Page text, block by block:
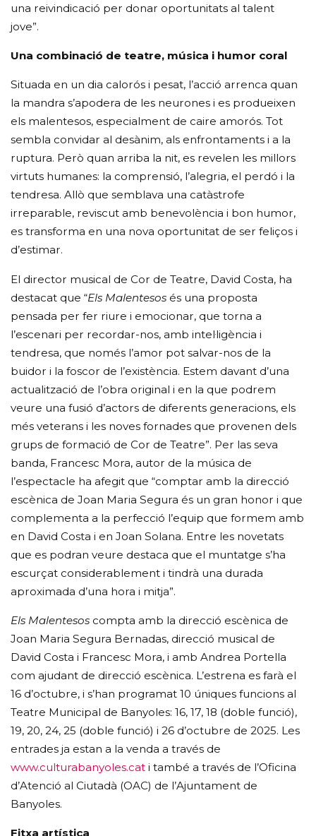
una reivindicació per donar oportunitats al talent
jove”.
Una combinació de teatre, música i humor coral
Situada en un dia calorós i pesat, l’acció arrenca quan
la mandra s’apodera de les neurones i es produeixen
els malentesos, especialment de caire amorós. Tot
sembla convidar al desànim, als enfrontaments i a la
ruptura. Però quan arriba la nit, es revelen les millors
virtuts humanes: la comprensió, l’alegria, el perdó i la
tendresa. Allò que semblava una catàstrofe
irreparable, reviscut amb benevolència i bon humor,
es transforma en una nova oportunitat de ser feliços i
d’estimar.
El director musical de Cor de Teatre, David Costa, ha
destacat que “Els Malentesos és una proposta
pensada per fer riure i emocionar, que torna a
l’escenari per recordar-nos, amb intel·ligència i
tendresa, que només l’amor pot salvar-nos de la
buidor i la foscor de l’existència. Estem davant d’una
actualització de l’obra original i en la que podrem
veure una fusió d’actors de diferents generacions, els
més veterans i les noves fornades que provenen dels
grups de formació de Cor de Teatre”. Per las seva
banda, Francesc Mora, autor de la música de
l’espectacle ha afegit que “comptar amb la direcció
escènica de Joan Maria Segura és un gran honor i que
complementa a la perfecció l’equip que formem amb
en David Costa i en Joan Solana. Entre les novetats
que es podran veure destaca que el muntatge s’ha
escurçat considerablement i tindrà una durada
aproximada d’una hora i mitja”.
Els Malentesos compta amb la direcció escènica de
Joan Maria Segura Bernadas, direcció musical de
David Costa i Francesc Mora, i amb Andrea Portella
com ajudant de direcció escènica. L’estrena es farà el
16 d’octubre, i s’han programat 10 úniques funcions al
Teatre Municipal de Banyoles: 16, 17, 18 (doble funció),
19, 20, 24, 25 (doble funció) i 26 d’octubre de 2025. Les
entrades ja estan a la venda a través de
www.culturabanyoles.cat i també a través de l’Oficina
d’Atenció al Ciutadà (OAC) de l’Ajuntament de
Banyoles.
Fitxa artística